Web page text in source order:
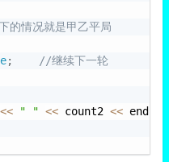
的情况就是甲乙平局
;
//继续下一轮
<< " " << count2 << endl